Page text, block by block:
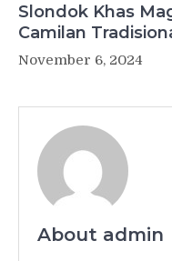
Slondok Khas
Camilan
November 6, 2024
About admin